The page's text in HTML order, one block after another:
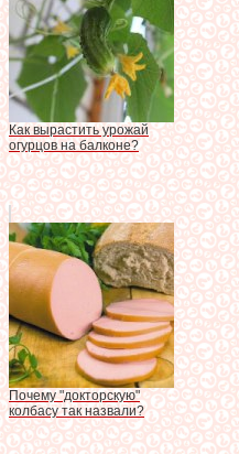
Как вырастить урожай
огурцов на балконе?
Почему "докторскую"
колбасу так назвали?